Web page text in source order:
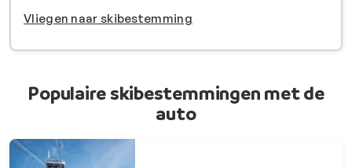
Vliegen naar skibestemming
Populaire skibestemmingen met de
auto